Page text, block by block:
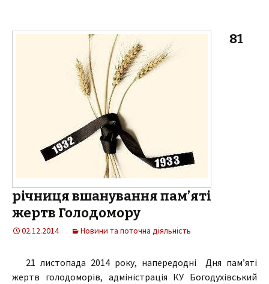
81
річниця вшанування пам’яті
жертв Голодомору
02.12.2014 Новини та поточна діяльність
21 листопада 2014 року, напередодні Дня пам’яті
жертв голодоморів, адміністрація КУ Богодухівський